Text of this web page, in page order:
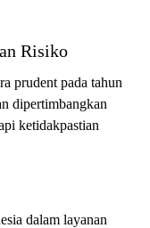
Risiko
prudent pada tahun
dipertimbangkan
ketidakpastian
dalam layanan